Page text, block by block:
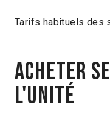
Tarifs habituels des
Acheter
l'unité